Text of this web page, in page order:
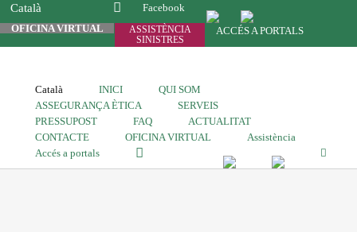
Català
Facebook
OFICINA VIRTUAL
ASSISTÈNCIA
SINISTRES
ACCÉS A PORTALS
Català INICI
QUI SOM
ASSEGURANÇA ÈTICA
SERVEIS
PRESSUPOST
FAQ
ACTUALITAT
CONTACTE
OFICINA VIRTUAL
Assistència
Accés a portals